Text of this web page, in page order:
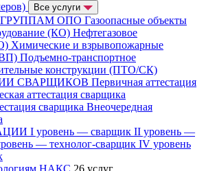
Все услуги
ОПО Газоопасные объекты
(КО) Нефтегазовое
Химические и взрывопожарные
Подъемно-транспортное
конструкции (ПТО/СК)
СВАРЩИКОВ Первичная аттестация
аттестация сварщика
сварщика Внеочередная
I уровень — сварщик II уровень —
— технолог-сварщик IV уровень
НАКС 26 услуг